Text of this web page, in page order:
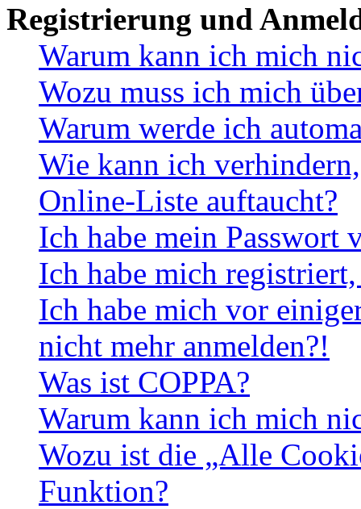
Registrierung und
Warum kann ich mich
Wozu muss ich mich
Warum werde ich
Wie kann ich
Online-Liste auftaucht?
Ich habe mein Passwort
Ich habe mich
Ich habe mich vor
nicht mehr anmelden?!
Was ist COPPA?
Warum kann ich mich
Wozu ist die „Alle
Funktion?